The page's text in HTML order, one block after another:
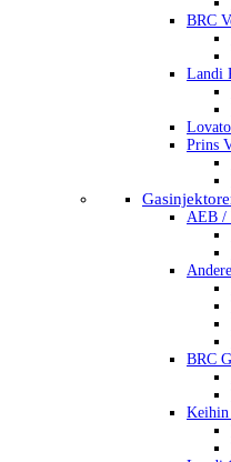
BRC
Landi
Prins
AEB /
BRC
Keihin